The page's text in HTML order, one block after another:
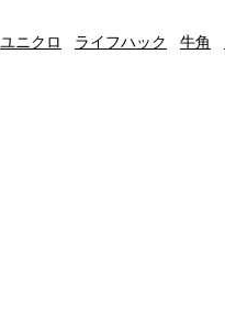
ユニクロ ライフハック 牛角